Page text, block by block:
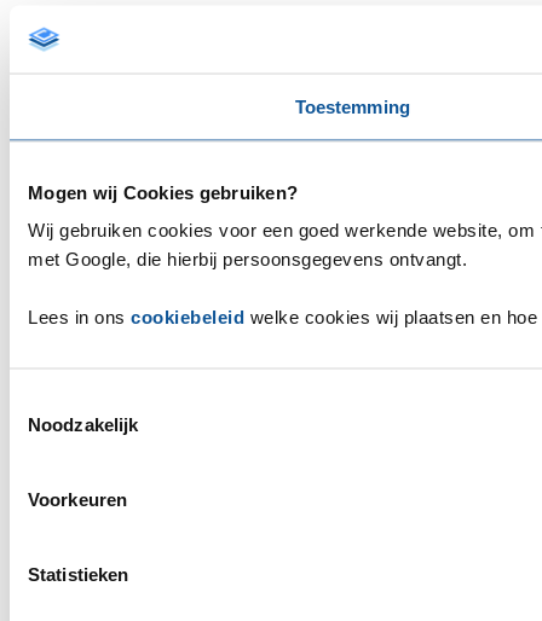
Toestemming
Mogen wij Cookies gebruiken?
Wij gebruiken cookies voor een goed werkende website,
met Google, die hierbij persoonsgegevens ontvangt.
Lees in ons cookiebeleid welke cookies wij plaatsen en
Noodzakelijk
Voorkeuren
Statistieken